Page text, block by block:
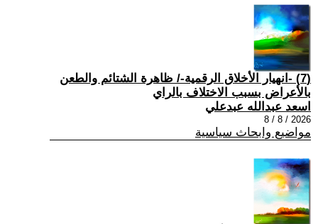
(7) -انهيار الأخلاق الرقمية-/ ظاهرة الشتائم والطعن
بالأعراض بسبب الاختلاف بالراي
اسعد عبدالله عبدعلي
2026 / 8 / 8
مواضيع وابحاث سياسية